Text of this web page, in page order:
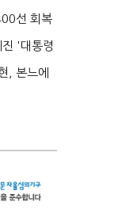
선 회복
'대통령
, 본느에